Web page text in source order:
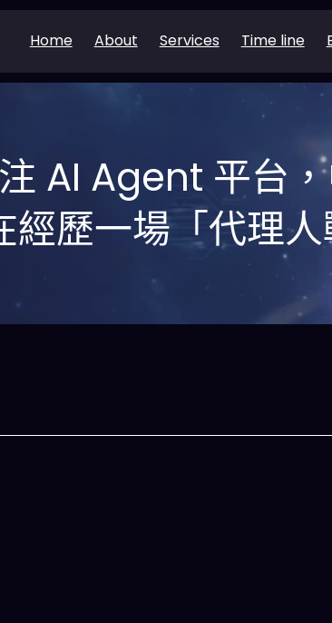
Home About Services Time line
AI Agent 平台
經歷一場「代理